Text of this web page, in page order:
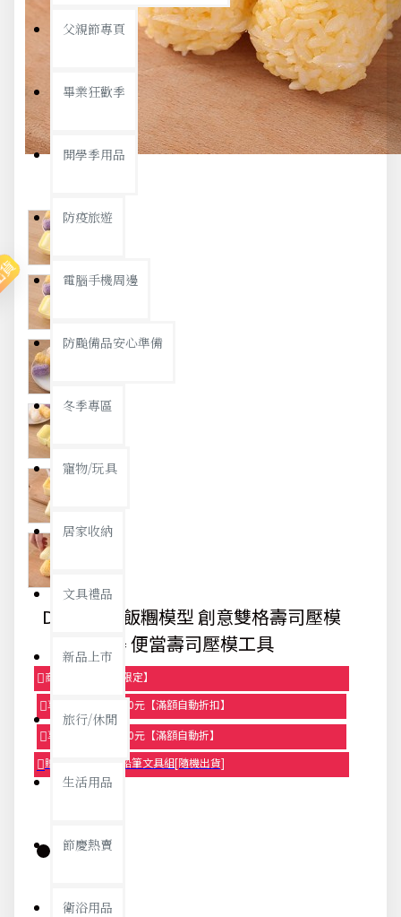
父親節專頁
畢業狂歡季
開學季用品
防疫旅遊
電腦手機周邊
防颱備品安心準備
冬季專區
寵物/玩具
居家收納
文具禮品
新品上市
旅行/休閒
生活用品
節慶熱賣
衛浴用品
DIY圓柱形飯糰模型 創意雙格壽司壓模
器 便當壽司壓模工具
商品95折【今日限定】
享滿1000元折100元【滿額自動折扣】
享滿2000元折250元【滿額自動折】
贈品-滿899送色鉛筆文具組[隨機出貨]